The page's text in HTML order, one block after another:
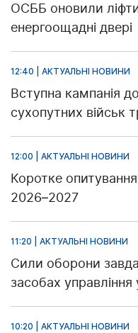
ОСББ оновили
енергоощадні двері
12:40 | АКТУАЛЬНІ НОВИНИ
Вступна кампанія
сухопутних військ
12:00 | АКТУАЛЬНІ НОВИНИ
Коротке
2026–2027
11:20 | АКТУАЛЬНІ НОВИНИ
Сили оборони
засобах
10:20 | АКТУАЛЬНІ НОВИНИ